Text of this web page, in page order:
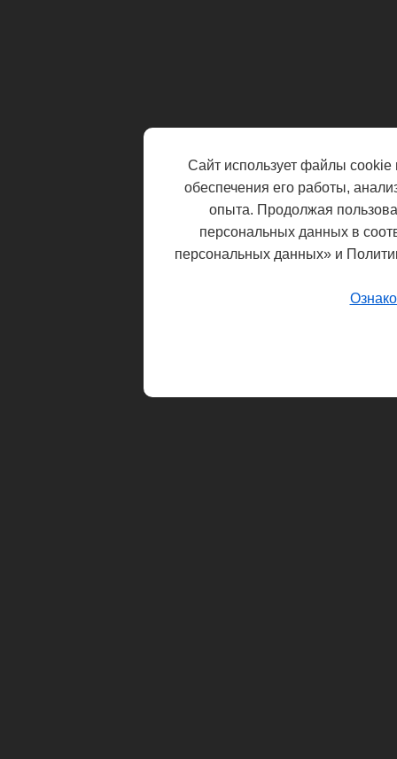
Сайт использует файлы cookie
обеспечения его работы,
опыта. Продолжая
персональных данных в
персональных данных» и